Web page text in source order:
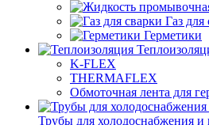
Газ для
Герметики
K-FLEX
THERMAFLEX
Обмоточная лента для
Трубы для холодоснабжения